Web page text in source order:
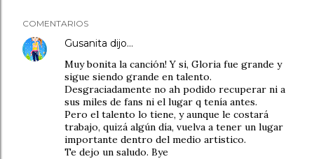
COMENTARIOS
Gusanita dijo…
Muy bonita la canción! Y si, Gloria fue grande y
sigue siendo grande en talento.
Desgraciadamente no ah podido recuperar ni a
sus miles de fans ni el lugar q tenía antes.
Pero el talento lo tiene, y aunque le costará
trabajo, quizá algún día, vuelva a tener un lugar
importante dentro del medio artistico.
Te dejo un saludo. Bye